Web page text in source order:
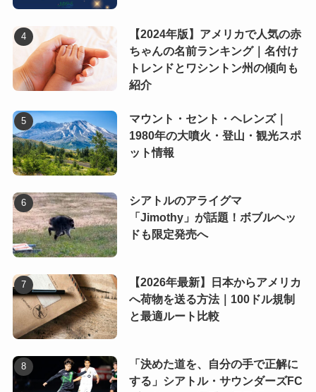
【2024年版】アメリカで人気の赤
ちゃんの名前ランキング｜名付け
トレンドとワシントン州の傾向も
紹介
マウント・セント・ヘレンズ｜
1980年の大噴火・登山・観光スポ
ット情報
シアトルのアライグマ
「Jimothy」が話題！ボブルヘッ
ドも限定発売へ
【2026年最新】日本からアメリカ
へ荷物を送る方法｜100ドル規制
と最適ルート比較
「決めた道を、自分の手で正解に
する」シアトル・サウンダーズFC